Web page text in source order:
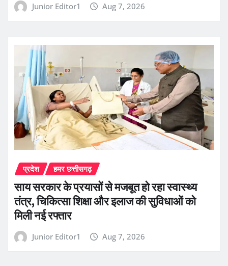
Junior Editor1 Aug 7, 2026
प्रदेश हमर छत्तीसगढ़
साय सरकार के प्रयासों से मजबूत हो रहा स्वास्थ्य
तंत्र, चिकित्सा शिक्षा और इलाज की सुविधाओं को
मिली नई रफ्तार
Junior Editor1 Aug 7, 2026